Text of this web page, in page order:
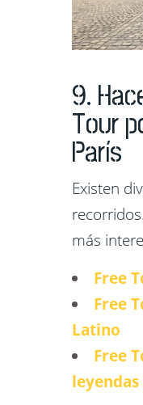
9.
Tour
París
Existen
más
Free
Free
Latino
Free